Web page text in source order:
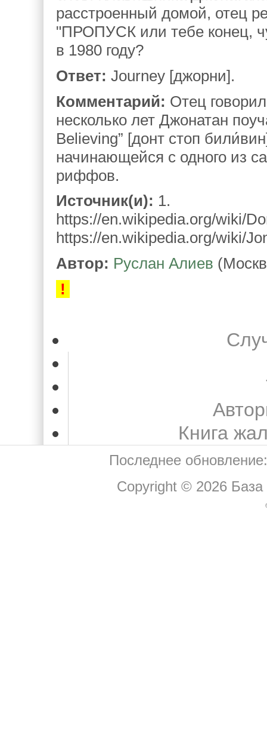
расстроенный домой, отец
"ПРОПУСК или тебе конец,
в 1980 году?
Ответ: Journey [джорни].
Комментарий: Отец
несколько лет Джонатан
Believing” [донт стоп
начинающейся с одного из
риффов.
Источник(и): 1.
https://en.wikipedia.org/wiki/
https://en.wikipedia.org/wiki/
Автор: Руслан Алиев
!
Книга
Последнее
Copyright © 2026 База